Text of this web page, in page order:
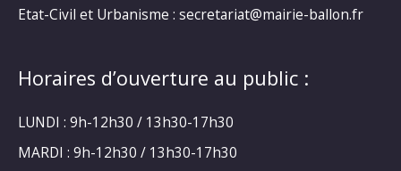
Etat-Civil et Urbanisme : secretariat@mairie-ballon.fr
Horaires d’ouverture au public :
LUNDI : 9h-12h30 / 13h30-17h30
MARDI : 9h-12h30 / 13h30-17h30